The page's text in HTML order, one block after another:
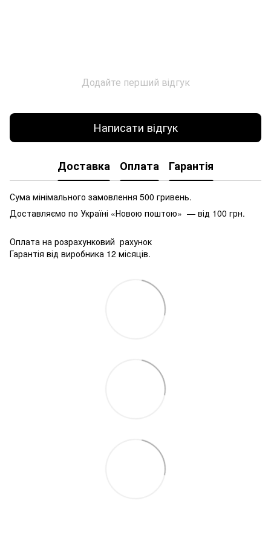
Додайте перший відгук
Написати відгук
Доставка Оплата Гарантія
Сума мінімального замовлення 500 гривень.
Доставляємо по Україні «Новою поштою» — від 100 грн.
Оплата на розрахунковий рахунок
Гарантія від виробника 12 місяців.